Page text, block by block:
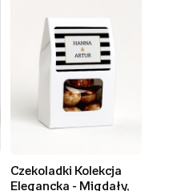
Czekoladki Kolekcja
Elegancka - Migdały,